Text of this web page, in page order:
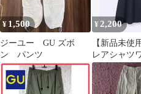
¥ 1,500
ジーユー GU ズボ
ン パンツ
¥2,200
【新品未使
レアシャツ
ネイビー